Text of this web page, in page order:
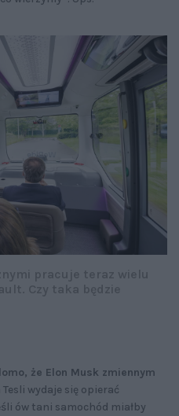
że Elon Musk zmiennym
wydaje się opierać
ów tani samochód miałby